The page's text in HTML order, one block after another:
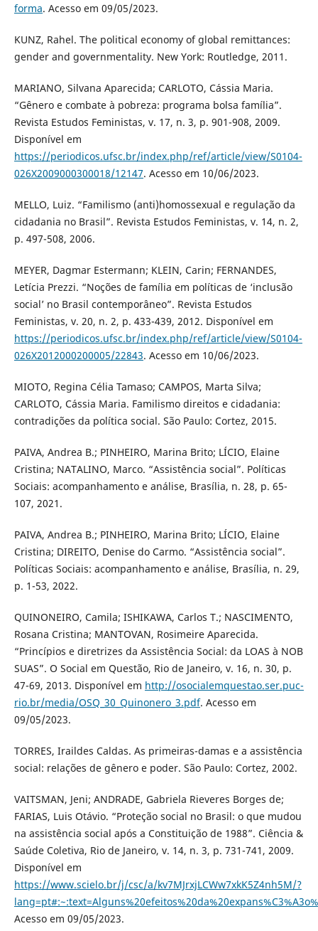
forma. Acesso em 09/05/2023.
KUNZ, Rahel. The political economy of global remittances:
gender and governmentality. New York: Routledge, 2011.
MARIANO, Silvana Aparecida; CARLOTO, Cássia Maria.
“Gênero e combate à pobreza: programa bolsa família”.
Revista Estudos Feministas, v. 17, n. 3, p. 901-908, 2009.
Disponível em
https://periodicos.ufsc.br/index.php/ref/article/view/S0104-
026X2009000300018/12147. Acesso em 10/06/2023.
MELLO, Luiz. “Familismo (anti)homossexual e regulação da
cidadania no Brasil”. Revista Estudos Feministas, v. 14, n. 2,
p. 497-508, 2006.
MEYER, Dagmar Estermann; KLEIN, Carin; FERNANDES,
Letícia Prezzi. “Noções de família em políticas de ‘inclusão
social’ no Brasil contemporâneo”. Revista Estudos
Feministas, v. 20, n. 2, p. 433-439, 2012. Disponível em
https://periodicos.ufsc.br/index.php/ref/article/view/S0104-
026X2012000200005/22843. Acesso em 10/06/2023.
MIOTO, Regina Célia Tamaso; CAMPOS, Marta Silva;
CARLOTO, Cássia Maria. Familismo direitos e cidadania:
contradições da política social. São Paulo: Cortez, 2015.
PAIVA, Andrea B.; PINHEIRO, Marina Brito; LÍCIO, Elaine
Cristina; NATALINO, Marco. “Assistência social”. Políticas
Sociais: acompanhamento e análise, Brasília, n. 28, p. 65-
107, 2021.
PAIVA, Andrea B.; PINHEIRO, Marina Brito; LÍCIO, Elaine
Cristina; DIREITO, Denise do Carmo. “Assistência social”.
Políticas Sociais: acompanhamento e análise, Brasília, n. 29,
p. 1-53, 2022.
QUINONEIRO, Camila; ISHIKAWA, Carlos T.; NASCIMENTO,
Rosana Cristina; MANTOVAN, Rosimeire Aparecida.
“Princípios e diretrizes da Assistência Social: da LOAS à NOB
SUAS”. O Social em Questão, Rio de Janeiro, v. 16, n. 30, p.
47-69, 2013. Disponível em http://osocialemquestao.ser.puc-
rio.br/media/OSQ_30_Quinonero_3.pdf. Acesso em
09/05/2023.
TORRES, Iraildes Caldas. As primeiras-damas e a assistência
social: relações de gênero e poder. São Paulo: Cortez, 2002.
VAITSMAN, Jeni; ANDRADE, Gabriela Rieveres Borges de;
FARIAS, Luis Otávio. “Proteção social no Brasil: o que mudou
na assistência social após a Constituição de 1988”. Ciência &
Saúde Coletiva, Rio de Janeiro, v. 14, n. 3, p. 731-741, 2009.
Disponível em
https://www.scielo.br/j/csc/a/kv7MJrxjLCWw7xkK5Z4nh5M/?
Acesso em 09/05/2023.